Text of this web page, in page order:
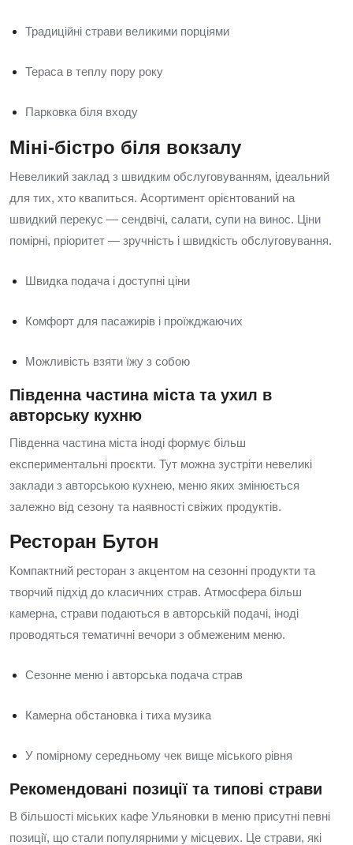
Традиційні страви великими порціями
Тераса в теплу пору року
Парковка біля входу
Міні-бістро біля вокзалу
Невеликий заклад з швидким обслуговуванням, ідеальний
для тих, хто квапиться. Асортимент орієнтований на
швидкий перекус — сендвічі, салати, супи на винос. Ціни
помірні, пріоритет — зручність і швидкість обслуговування.
Швидка подача і доступні ціни
Комфорт для пасажирів і проїжджаючих
Можливість взяти їжу з собою
Південна частина міста та ухил в
авторську кухню
Південна частина міста іноді формує більш
експериментальні проєкти. Тут можна зустріти невеликі
заклади з авторською кухнею, меню яких змінюється
залежно від сезону та наявності свіжих продуктів.
Ресторан Бутон
Компактний ресторан з акцентом на сезонні продукти та
творчий підхід до класичних страв. Атмосфера більш
камерна, страви подаються в авторській подачі, іноді
проводяться тематичні вечори з обмеженим меню.
Сезонне меню і авторська подача страв
Камерна обстановка і тиха музика
У помірному середньому чек вище міського рівня
Рекомендовані позиції та типові страви
В більшості міських кафе Ульяновки в меню присутні певні
позиції, що стали популярними у місцевих. Це страви, які